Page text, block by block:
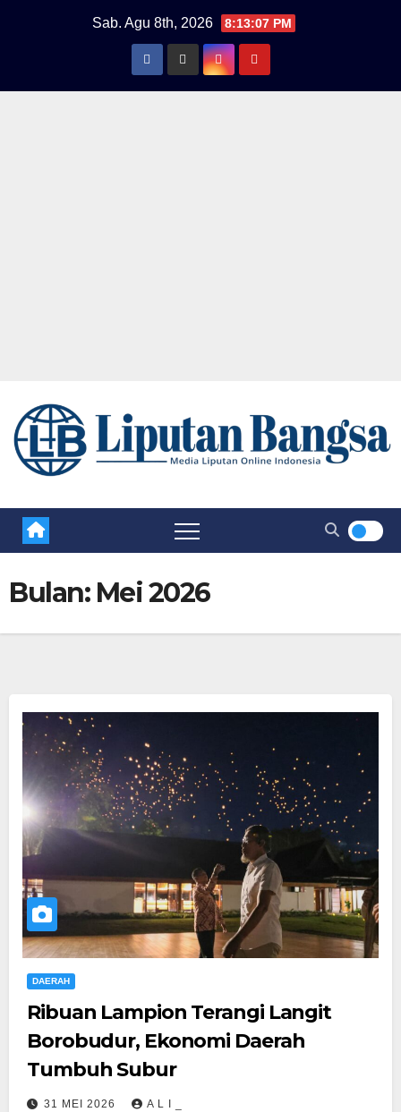
Sab. Agu 8th, 2026 8:13:08 PM
Bulan: Mei 2026
DAERAH
Ribuan Lampion Terangi Langit
Borobudur, Ekonomi Daerah
Tumbuh Subur
31 MEI 2026 A L I _